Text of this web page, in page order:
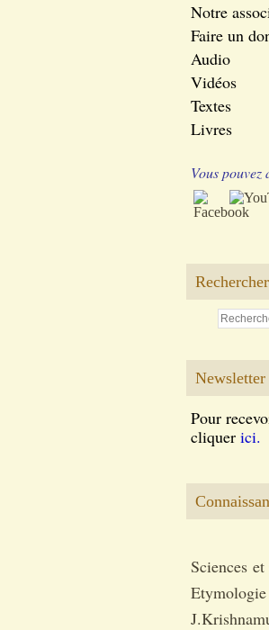
Notre
Faire un
Audio
Vidéos
Textes
Livres
Vous pouvez
Rechercher
Newsletter
Pour
cliquer ici.
Sciences
Etymologie